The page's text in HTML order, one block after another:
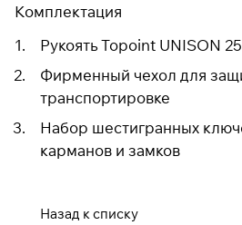
Комплектация
Рукоять Topoint UNISON
Фирменный чехол для
транспортировке
Набор шестигранных
карманов и замков
Назад к списку